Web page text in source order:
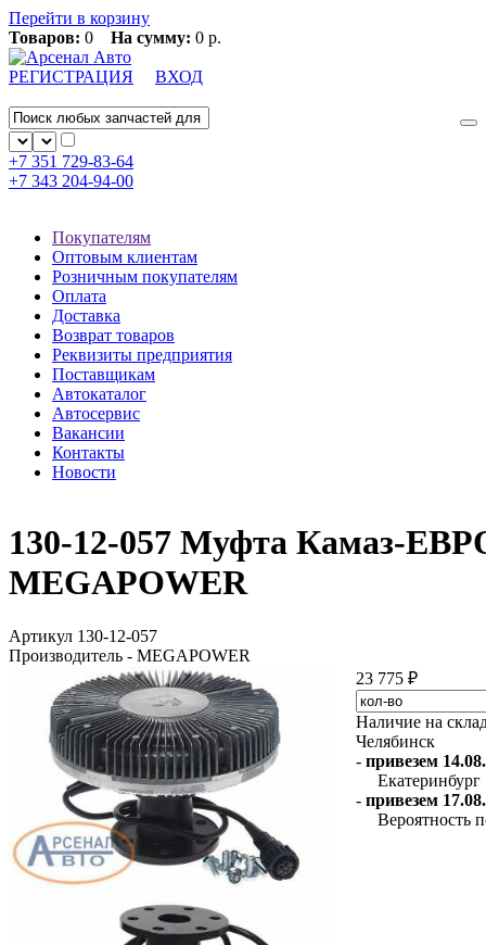
Перейти в корзину
Товаров: 0 На сумму: 0 р.
РЕГИСТРАЦИЯ ВХОД
+7 351 729-83-64
+7 343 204-94-00
Покупателям
Оптовым клиентам
Розничным покупателям
Оплата
Доставка
Возврат товаров
Реквизиты предприятия
Поставщикам
Автокаталог
Автосервис
Вакансии
Контакты
Новости
130-12-057 Муфта Камаз-
MEGAPOWER
Артикул 130-12-057
Производитель - MEGAPOWER
23 775 ₽
Наличие на
Челябинск
- привезем
Екатеринбург
- привезем
Вероятность